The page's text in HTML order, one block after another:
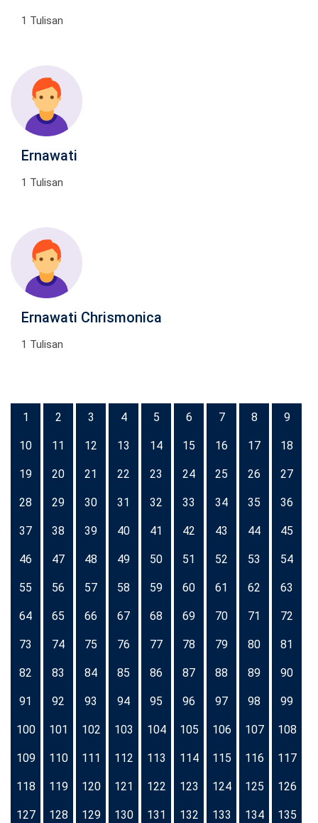
1 Tulisan
Ernawati
1 Tulisan
Ernawati Chrismonica
1 Tulisan
1 2 3 4 5 6 7 8 9
10 11 12 13 14 15 16 17 18
19 20 21 22 23 24 25 26 27
28 29 30 31 32 33 34 35 36
37 38 39 40 41 42 43 44 45
46 47 48 49 50 51 52 53 54
55 56 57 58 59 60 61 62 63
64 65 66 67 68 69 70 71 72
73 74 75 76 77 78 79 80 81
82 83 84 85 86 87 88 89 90
91 92 93 94 95 96 97 98 99
100 101 102 103 104 105 106 107 108
109 110 111 112 113 114 115 116 117
118 119 120 121 122 123 124 125 126
127 128 129 130 131 132 133 134 135